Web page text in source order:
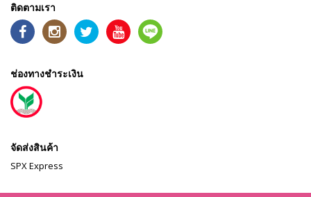
ติดตามเรา
ช่องทางชำระเงิน
จัดส่งสินค้า
SPX Express